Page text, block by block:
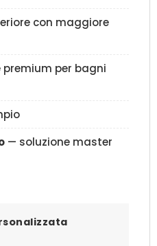
con maggiore
per bagni
— soluzione master